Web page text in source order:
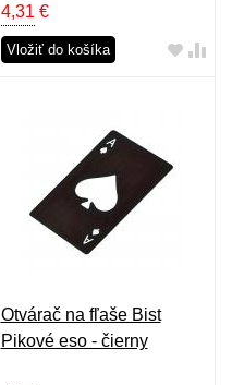
4,31 €
Vložiť do košíka
Otvárač na fľaše Bist
Pikové eso - čierny